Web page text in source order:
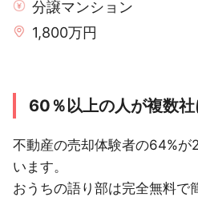
分譲マンション
1,800万円
60％以上の人が複数
不動産の売却体験者の64%が
います。
おうちの語り部は完全無料で